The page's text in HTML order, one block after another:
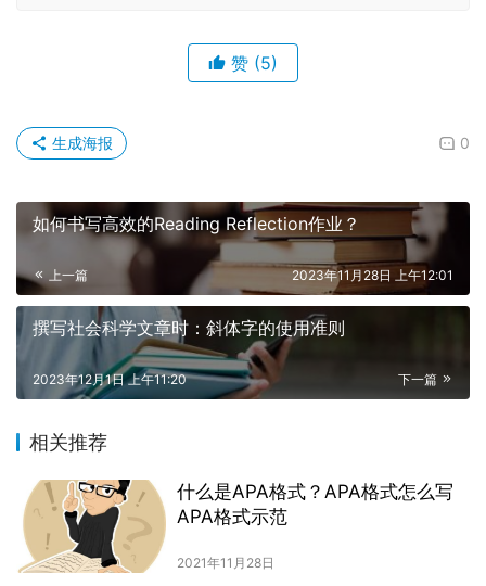
赞 (5)
0
生成海报
如何书写高效的Reading Reflection作业？
上一篇 2023年11月28日 上午12:01
撰写社会科学文章时：斜体字的使用准则
下一篇
2023年12月1日 上午11:20
相关推荐
什么是APA格式？APA格式怎么写
APA格式示范
2021年11月28日